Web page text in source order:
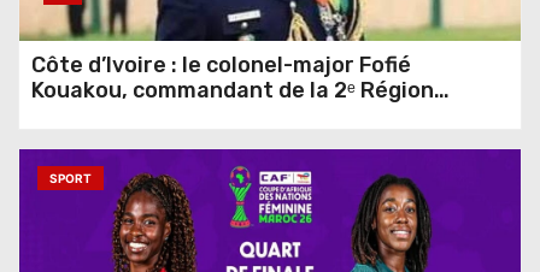
Côte d’Ivoire : le colonel-major Fofié
Kouakou, commandant de la 2ᵉ Région
SPORT